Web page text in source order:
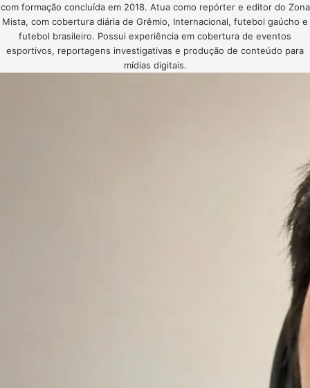
com formação concluída em 2018. Atua como repórter e editor do Zona
Mista, com cobertura diária de Grêmio, Internacional, futebol gaúcho e
futebol brasileiro. Possui experiência em cobertura de eventos
esportivos, reportagens investigativas e produção de conteúdo para
mídias digitais.